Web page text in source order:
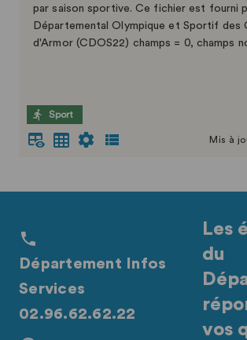
par saison sportive. Ce fichier est fourni
Départemental Olympique et Sportif des
d'Armor (CDOS22) champs = 0, champs
Sport
Mis à
Département Infos
Services
02.96.62.62.22
Les
du
vos